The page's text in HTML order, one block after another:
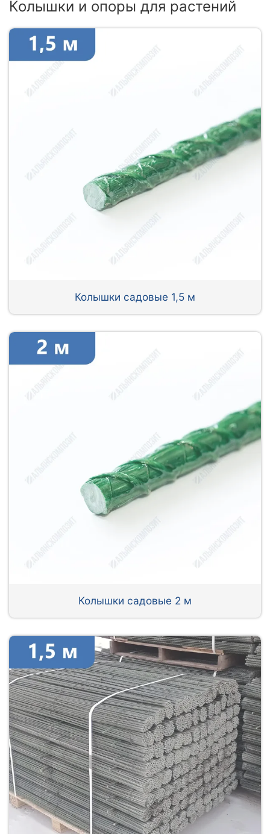
Колышки и опоры для растений
Колышки садовые 1,5 м
Колышки садовые 2 м